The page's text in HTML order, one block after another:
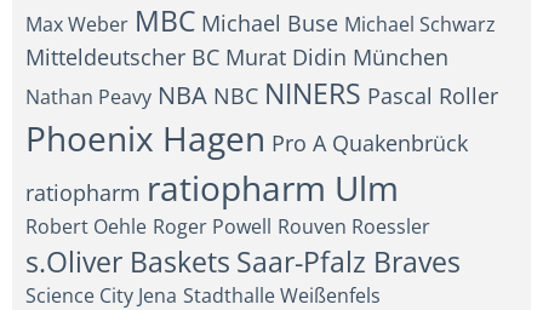
Max Weber MBC Michael Buse Michael Schwarz
Mitteldeutscher BC Murat Didin München
Nathan Peavy NBA NBC NINERS Pascal Roller
Phoenix Hagen Pro A Quakenbrück
ratiopharm ratiopharm Ulm
Robert Oehle Roger Powell Rouven Roessler
s.Oliver Baskets Saar-Pfalz Braves
Science City Jena Stadthalle Weißenfels